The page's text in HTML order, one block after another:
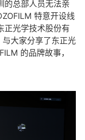
的总部人员无法亲
特意开设线
正光学技术股份有
大家分享了东正光
的品牌故事，